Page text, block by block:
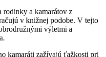
a kamarátov z
v knižnej podobe. V tejto
výletmi a
kamaráti zažívajú ťažkosti pri